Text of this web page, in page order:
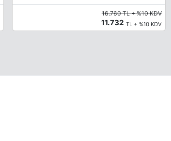
16.760 TL + %10 KDV
11.732 TL + %10 KDV